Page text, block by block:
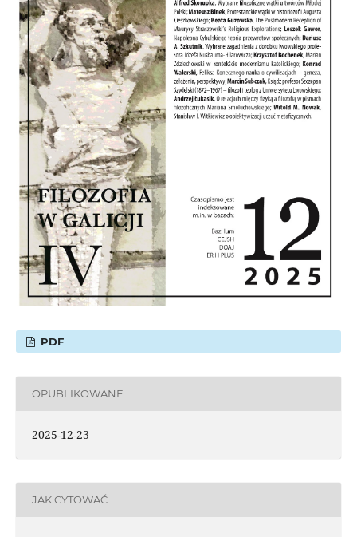
PDF
OPUBLIKOWANE
2025-12-23
JAK CYTOWAĆ